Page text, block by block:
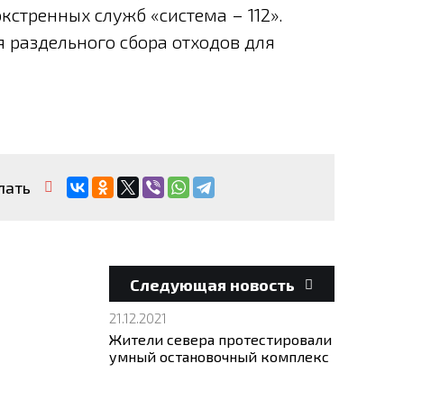
служб «система – 112».
сбора отходов для
Следующая новость
21.12.2021
Жители севера протестировали
умный остановочный комплекс